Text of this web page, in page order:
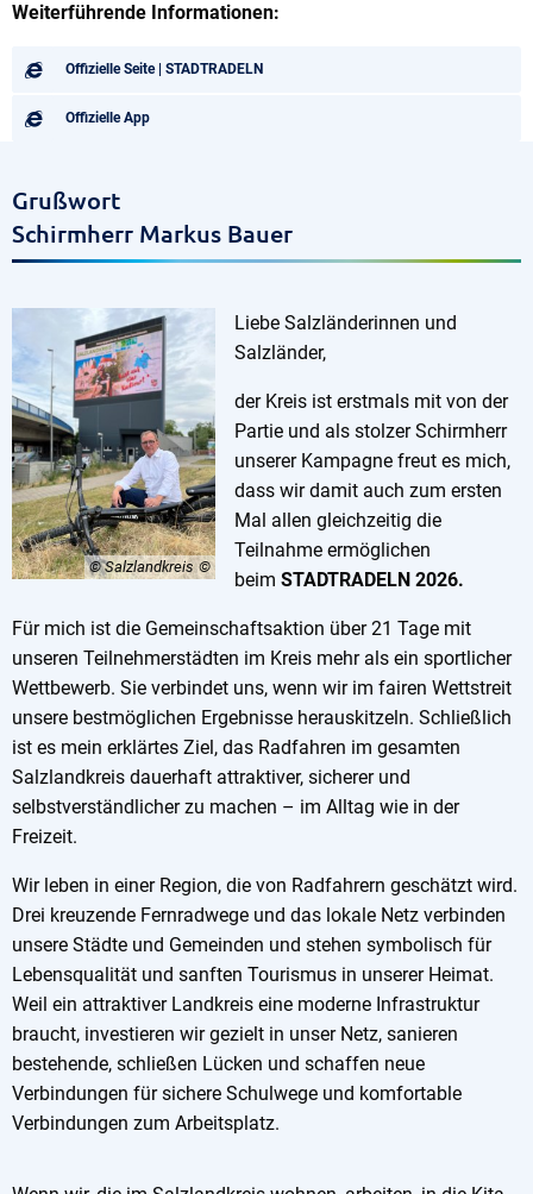
Weiterführende Informationen:
Offizielle Seite | STADTRADELN
Offizielle App
Grußwort
Schirmherr Markus Bauer
© Salzlandkreis
Liebe Salzländerinnen und
Salzländer,
der Kreis ist erstmals mit von der
Partie und als stolzer Schirmherr
unserer Kampagne freut es mich,
dass wir damit auch zum ersten
Mal allen gleichzeitig die
Teilnahme ermöglichen
beim STADTRADELN 2026.
Für mich ist die Gemeinschaftsaktion über 21 Tage mit
unseren Teilnehmerstädten im Kreis mehr als ein sportlicher
Wettbewerb. Sie verbindet uns, wenn wir im fairen Wettstreit
unsere bestmöglichen Ergebnisse herauskitzeln. Schließlich
ist es mein erklärtes Ziel, das Radfahren im gesamten
Salzlandkreis dauerhaft attraktiver, sicherer und
selbstverständlicher zu machen – im Alltag wie in der
Freizeit.
Wir leben in einer Region, die von Radfahrern geschätzt wird.
Drei kreuzende Fernradwege und das lokale Netz verbinden
unsere Städte und Gemeinden und stehen symbolisch für
Lebensqualität und sanften Tourismus in unserer Heimat.
Weil ein attraktiver Landkreis eine moderne Infrastruktur
braucht, investieren wir gezielt in unser Netz, sanieren
bestehende, schließen Lücken und schaffen neue
Verbindungen für sichere Schulwege und komfortable
Verbindungen zum Arbeitsplatz.